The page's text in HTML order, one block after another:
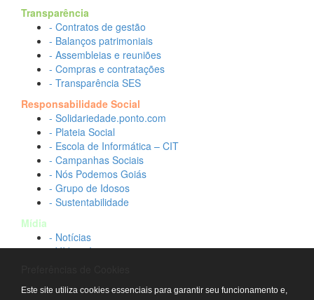
Transparência
- Contratos de gestão
- Balanços patrimoniais
- Assembleias e reuniões
- Compras e contratações
- Transparência SES
Responsabilidade Social
- Solidariedade.ponto.com
- Plateia Social
- Escola de Informática – CIT
- Campanhas Sociais
- Nós Podemos Goiás
- Grupo de Idosos
- Sustentabilidade
Mídia
- Notícias
- Vídeos Institucionais
Contato
Este site utiliza cookies essenciais para garantir seu funcionamento e,